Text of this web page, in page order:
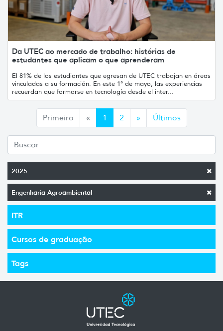
2025
Engenharia Agroambiental
ITR
Cursos de graduação
Tags
Da UTEC ao mercado de trabalho: histórias de
estudantes que aplicam o que aprenderam
El 81% de los estudiantes que egresan de UTEC trabajan en áreas
vinculadas a su formación. En este 1° de mayo, las experiencias
recuerdan que formarse en tecnología desde el inter...
Primeiro «Anterior
1 2 »Siguiente
Últimos